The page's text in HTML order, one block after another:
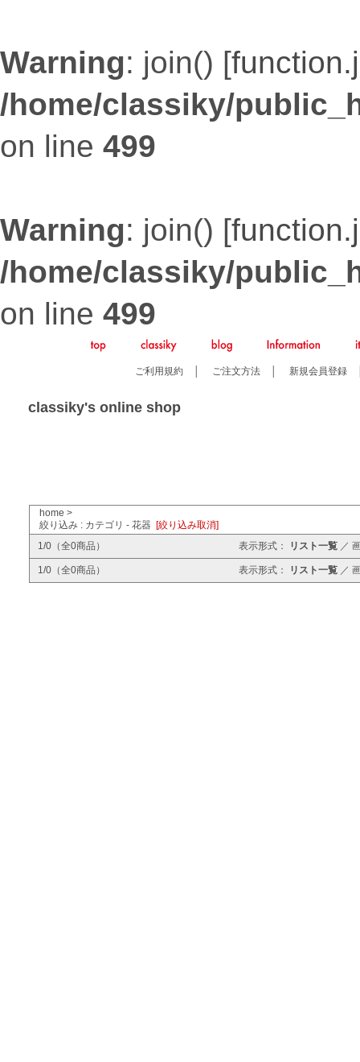
Warning: join() [
/home/classiky/
on line 499
Warning: join() [
/home/classiky/
on line 499
ご利用規約│ ご注文方法│ 新規会員登録
classiky's online shop
home >
絞り込み : カテゴリ - 花器 [絞り込み取消]
1/0（全0商品）
表示形式： リスト一覧 ／
1/0（全0商品） 表示形式： リスト一覧 ／